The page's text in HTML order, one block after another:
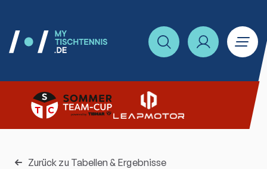
Zurück zu Tabellen & Ergebnisse